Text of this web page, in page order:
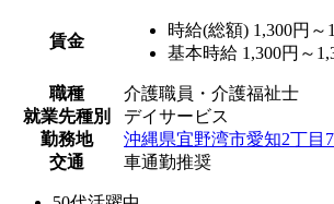
賃金
時給(総額) 1,300円～
基本時給 1,300円～
職種
介護職員・介護福祉士
就業先種別
デイサービス
勤務地
沖縄県宜野湾市愛知2丁目
交通
車通勤推奨